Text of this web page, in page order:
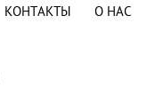
КОНТАКТЫ О НАС